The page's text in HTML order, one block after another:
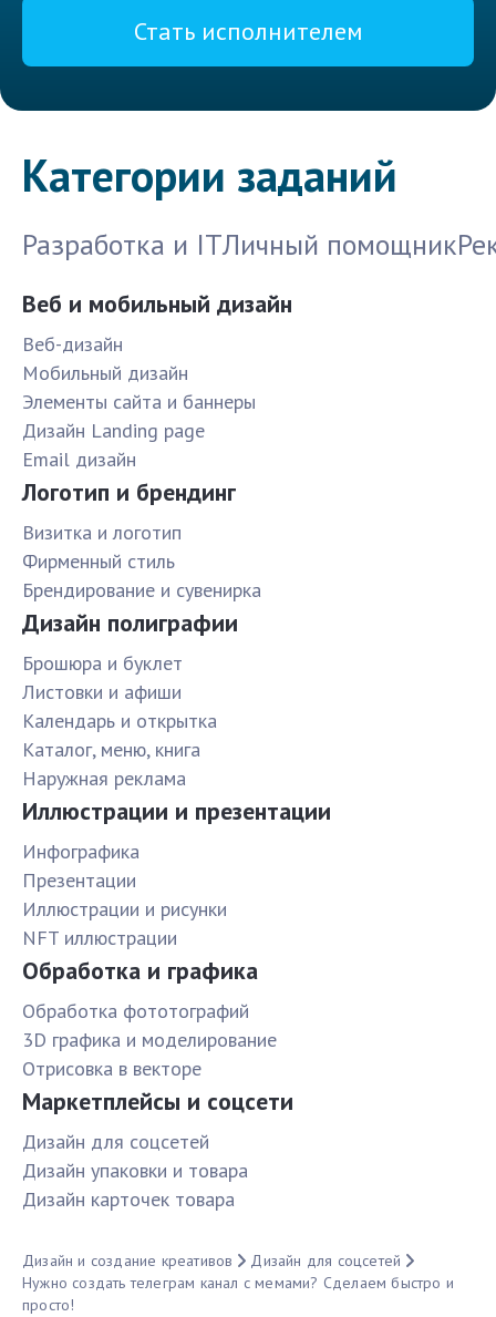
Стать исполнителем
Категории заданий
Разработка и ITЛичный помощник
Веб и мобильный дизайн
Веб-дизайн
Мобильный дизайн
Элементы сайта и баннеры
Дизайн Landing page
Email дизайн
Логотип и брендинг
Визитка и логотип
Фирменный стиль
Брендирование и сувенирка
Дизайн полиграфии
Брошюра и буклет
Листовки и афиши
Календарь и открытка
Каталог, меню, книга
Наружная реклама
Иллюстрации и презентации
Инфографика
Презентации
Иллюстрации и рисунки
NFT иллюстрации
Обработка и графика
Обработка фототографий
3D графика и моделирование
Отрисовка в векторе
Маркетплейсы и соцсети
Дизайн для соцсетей
Дизайн упаковки и товара
Дизайн карточек товара
Дизайн и создание креативов
Дизайн для соцсетей
Нужно создать телеграм канал с мемами? Сделаем быстро и
просто!